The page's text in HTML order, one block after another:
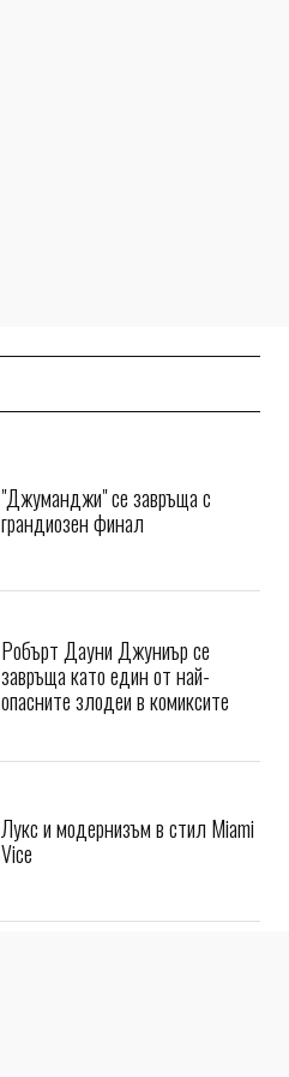
"Джуманджи" се завръща с
грандиозен финал
Робърт Дауни Джуниър се
завръща като един от най-
опасните злодеи в комиксите
Лукс и модернизъм в стил Miami
Vice